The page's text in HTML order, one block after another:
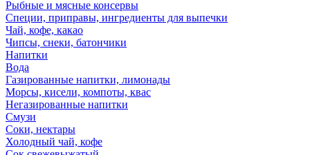
Рыбные и мясные консервы
Специи, приправы, ингредиенты для выпечки
Чай, кофе, какао
Чипсы, снеки, батончики
Напитки
Вода
Газированные напитки, лимонады
Морсы, кисели, компоты, квас
Негазированные напитки
Смузи
Соки, нектары
Холодный чай, кофе